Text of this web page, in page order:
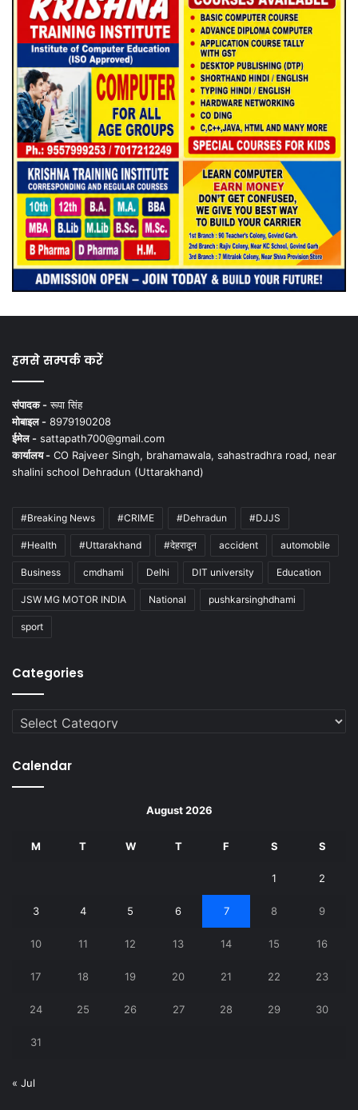
हमसे सम्पर्क करें
संपादक -रूपा सिंह
मोबाइल - 8979190208
ईमेल - sattapath700@gmail.com
कार्यालय - CO Rajveer Singh, brahamawala, sahastradhra road, near
shalini school Dehradun (Uttarakhand)
#Breaking News #CRIME #Dehradun #DJJS
#Health #Uttarakhand #देहरादून accident automobile
Business cmdhami Delhi DIT university Education
JSW MG MOTOR INDIA National pushkarsinghdhami
sport
Categories
Categories
Calendar
August 2026
M T W T F S S
1 2
3 4 5 6 7 8 9
10 11 12 13 14 15 16
17 18 19 20 21 22 23
24 25 26 27 28 29 30
31
« Jul